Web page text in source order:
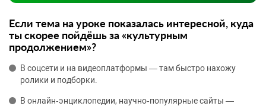
Если тема на уроке показалась интересной, куда
ты скорее пойдёшь за «культурным
продолжением»?
В соцсети и на видеоплатформы — там быстро нахожу
ролики и подборки.
В онлайн‑энциклопедии, научно‑популярные сайты —